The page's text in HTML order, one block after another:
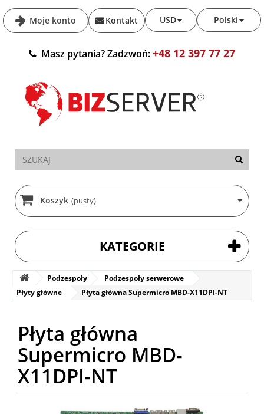
Moje konto Polski
USD
Kontakt
Masz pytania? Zadzwoń:+48 12 397 77 27
Koszyk (pusty)
KATEGORIE
Podzespoły
Podzespoły serwerowe
Płyty główne
Płyta główna Supermicro MBD-X11DPI-NT
Płyta główna
Supermicro MBD-
X11DPI-NT